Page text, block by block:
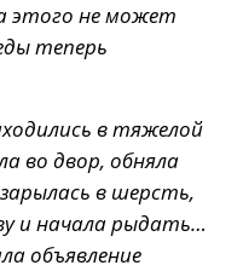
этого не может
теперь
в тяжелой
во двор, обняла
в шерсть,
и начала рыдать…
объявление